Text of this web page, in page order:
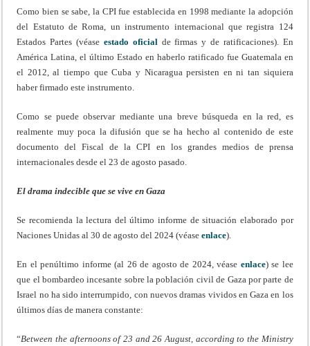
Como bien se sabe, la CPI fue establecida en 1998 mediante la adopción
del Estatuto de Roma, un instrumento internacional que registra 124
Estados Partes (véase estado oficialde firmas y de ratificaciones). En
América Latina, el último Estado en haberlo ratificado fue Guatemala en
el 2012, al tiempo que Cuba y Nicaragua persisten en ni tan siquiera
haber firmado este instrumento.
Como se puede observar mediante una breve búsqueda en la red, es
realmente muy poca la difusión que se ha hecho al contenido de este
documento del Fiscal de la CPI en los grandes medios de prensa
internacionales desde el 23 de agosto pasado.
El drama indecible que se vive en Gaza
Se recomienda la lectura del último informe de situación elaborado por
Naciones Unidas al 30 de agosto del 2024 (véaseenlace).
En el penúltimo informe (al 26 de agosto de 2024, véase enlace) se lee
que el bombardeo incesante sobre la población civil de Gaza por parte de
Israel no ha sido interrumpido, con nuevos dramas vividos en Gaza en los
últimos días de manera constante:
“Between the afternoons of 23 and 26 August, according to the Ministry